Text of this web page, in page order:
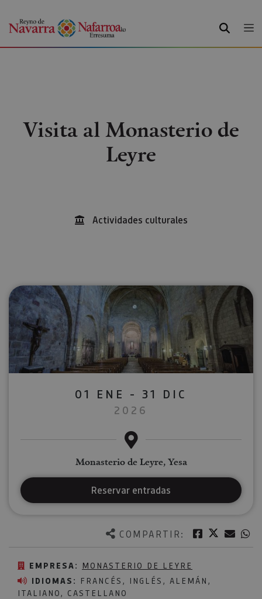
BUSCAR
Visita al Monasterio de
Leyre
Actividades culturales
COMPARTIR: Facebook
Twitter
EMPRESA: MONASTERIO DE LEYRE
IDIOMAS:
FRANCÉS, INGLÉS, ALEMÁN,
ITALIANO, CASTELLANO
01 ENE - 31 DIC
2026
Monasterio de Leyre, Yesa
Reservar entradas